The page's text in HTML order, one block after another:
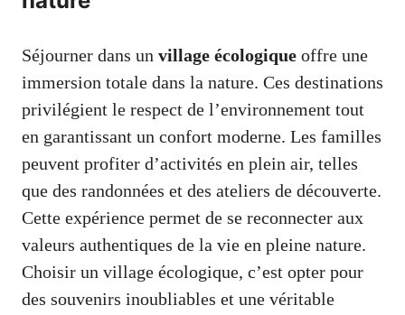
Séjourner dans un village écologique offre une
immersion totale dans la nature. Ces destinations
privilégient le respect de l’environnement tout
en garantissant un confort moderne. Les familles
peuvent profiter d’activités en plein air, telles
que des randonnées et des ateliers de découverte.
Cette expérience permet de se reconnecter aux
valeurs authentiques de la vie en pleine nature.
Choisir un village écologique, c’est opter pour
des souvenirs inoubliables et une véritable